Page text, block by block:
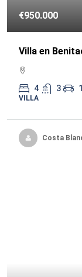
€950.000
Villa en
4 3 1
VILLA
Costa